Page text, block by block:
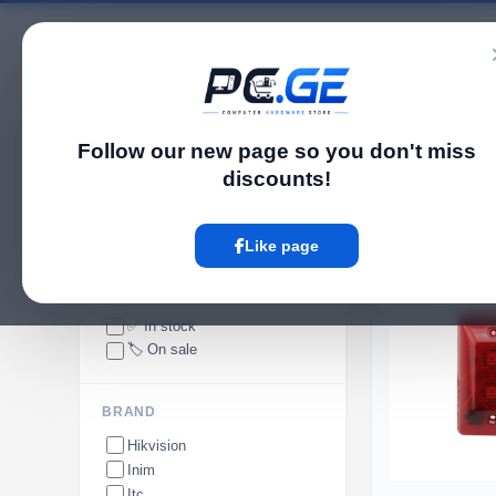
Follow our new page so you don't miss
discounts!
Like page
Catalog
pc.ge /Fire Alarm
✅ In stock
🏷️ On sale
BRAND
Hikvision
Inim